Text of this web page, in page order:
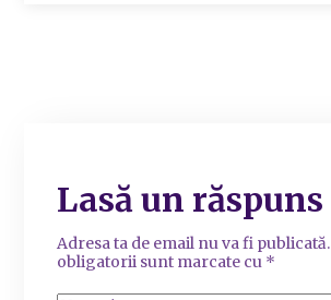
Lasă un răspuns
Adresa ta de email nu va fi publicată.
obligatorii sunt marcate cu *